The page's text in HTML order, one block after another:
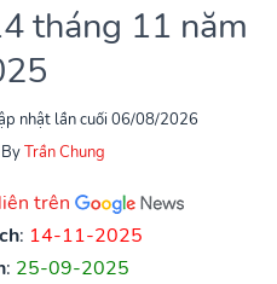
tháng 11 năm
nhật lần cuối 06/08/2026
Trần Chung
trên
: 14-11-2025
: 25-09-2025